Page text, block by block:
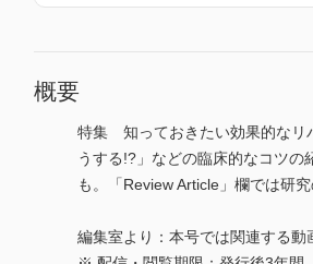
概要
特集 知っておきたい効果的なリ
うする!?」などの臨床的なコツ
も。「Review Article」欄では研
編集室より：本号では関連する